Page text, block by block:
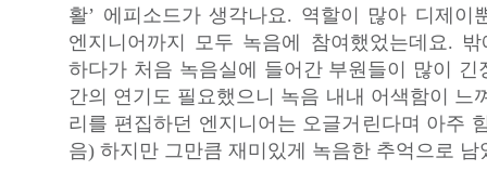
활’ 에피소드가 생각나요. 역할이 많아 디제이
엔지니어까지 모두 녹음에 참여했었는데요.
하다가 처음 녹음실에 들어간 부원들이 많이 긴
간의 연기도 필요했으니 녹음 내내 어색함이 느
리를 편집하던 엔지니어는 오글거린다며 아주
음) 하지만 그만큼 재미있게 녹음한 추억으로 남